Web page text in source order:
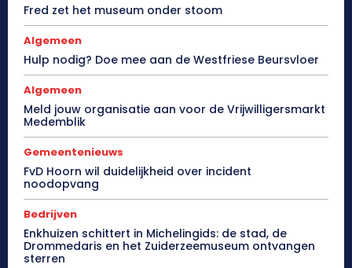
Fred zet het museum onder stoom
Algemeen
Hulp nodig? Doe mee aan de Westfriese Beursvloer
Algemeen
Meld jouw organisatie aan voor de Vrijwilligersmarkt
Medemblik
Gemeentenieuws
FvD Hoorn wil duidelijkheid over incident
noodopvang
Bedrijven
Enkhuizen schittert in Michelingids: de stad, de
Drommedaris en het Zuiderzeemuseum ontvangen
sterren